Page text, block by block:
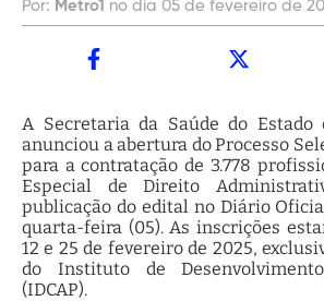
Por: Metro1 no dia 05 de fevereiro de
A Secretaria da Saúde do Estado
anunciou a abertura do Processo
para a contratação de 3.778
Especial de Direito
publicação do edital no Diário
quarta-feira (05). As inscrições
12 e 25 de fevereiro de 2025,
do Instituto de
(IDCAP).